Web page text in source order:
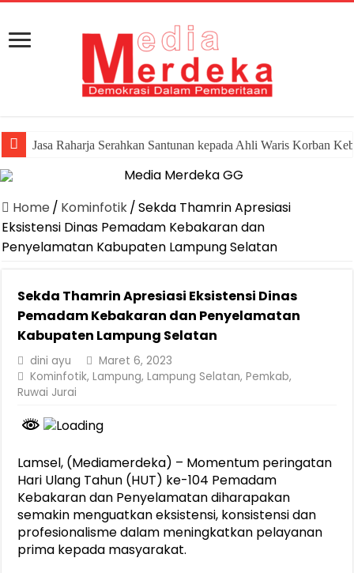
Jasa Raharja Serahkan Santunan kepada Ahli Waris Korban
Home / Kominfotik/Sekda Thamrin Apresiasi
Eksistensi Dinas Pemadam Kebakaran dan
Penyelamatan Kabupaten Lampung Selatan
Sekda Thamrin Apresiasi Eksistensi Dinas
Pemadam Kebakaran dan Penyelamatan
Kabupaten Lampung Selatan
dini ayu
Maret 6, 2023
Kominfotik,Lampung,Lampung Selatan,Pemkab,
Ruwai Jurai
Lamsel, (Mediamerdeka) – Momentum peringatan
Hari Ulang Tahun (HUT) ke-104 Pemadam
Kebakaran dan Penyelamatan diharapakan
semakin menguatkan eksistensi, konsistensi dan
profesionalisme dalam meningkatkan pelayanan
prima kepada masyarakat.